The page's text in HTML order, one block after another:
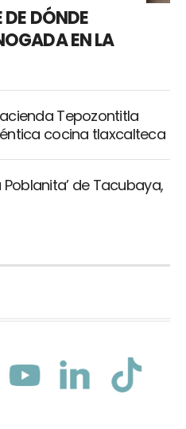
DE DÓNDE
EN LA
Tepozontitla
cocina tlaxcalteca
Poblanita’ de Tacubaya,